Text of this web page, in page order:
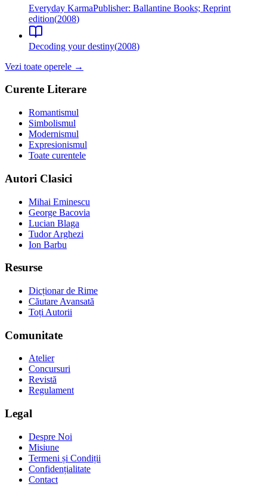
Everyday KarmaPublisher: Ballantine Books; Reprint
edition(2008)
Decoding your destiny(2008)
Vezi toate operele →
Curente Literare
Romantismul
Simbolismul
Modernismul
Expresionismul
Toate curentele
Autori Clasici
Mihai Eminescu
George Bacovia
Lucian Blaga
Tudor Arghezi
Ion Barbu
Resurse
Dicționar de Rime
Căutare Avansată
Toți Autorii
Comunitate
Atelier
Concursuri
Revistă
Regulament
Legal
Despre Noi
Misiune
Termeni și Condiții
Confidențialitate
Contact